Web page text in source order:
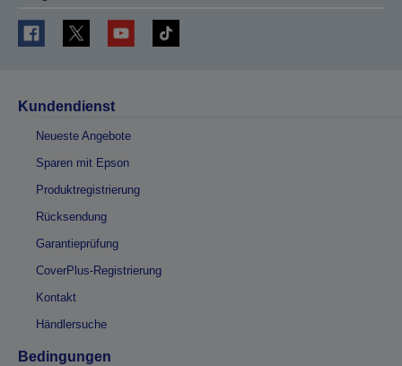
Kundendienst
Neueste Angebote
Sparen mit Epson
Produktregistrierung
Rücksendung
Garantieprüfung
CoverPlus-Registrierung
Kontakt
Händlersuche
Bedingungen